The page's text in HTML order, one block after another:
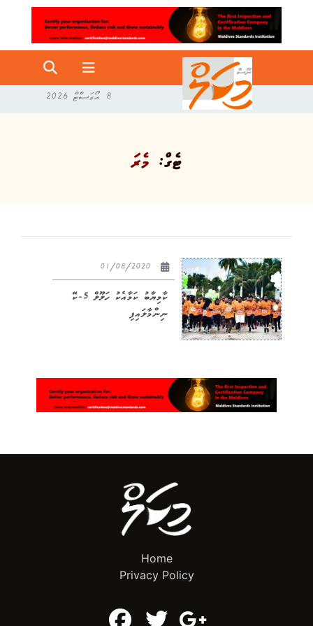
8 އޯގަސްޓް 2026
ޓެގް: މެރަ
ކާމިޔާބު ކަމާއެކު ހަލޫލް 5-ކޭ
ނިންމާލައިފި
Home
Privacy Policy